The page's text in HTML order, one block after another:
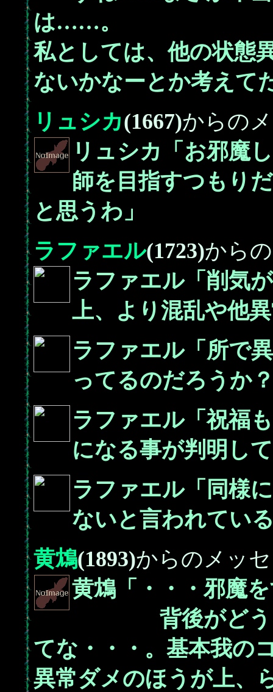
は……。
私としては、他の状態
ないかなーとか考えて
リュシカ(1667)からの
リュシカ「お邪魔
師を目指すつもり
と思うわ」
ラファエル(1723)から
ラファエル「削気
上、より混乱や他
ラファエル「所で
ってるのだろうか
ラファエル「祝福
になる事が判明し
ラファエル「同様
ないと言われてい
黄鴆(1893)からのメッ
黄鴆「・・・邪魔
背後がどうし
てな・・・。基本我の
異常ダメのほうが上、